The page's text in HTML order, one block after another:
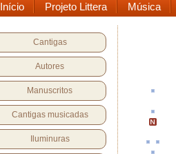
Início Projeto Littera Música
Cantigas
Autores
Manuscritos
Cantigas musicadas
Iluminuras